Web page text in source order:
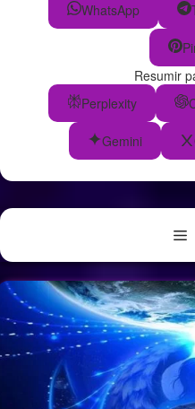
WhatsApp
Resumir
Perplexity
Gemini